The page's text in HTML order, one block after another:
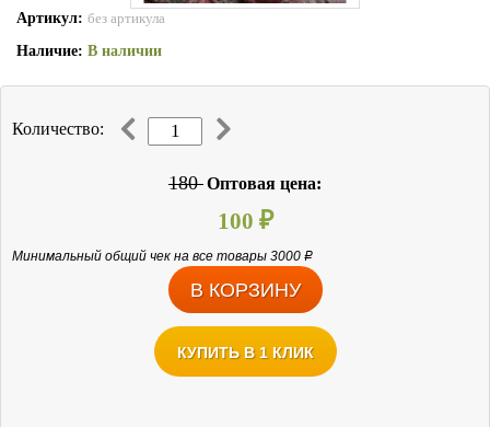
Артикул: без артикула
Наличие: В наличии
Количество:
180Оптовая цена:
100 ₽
Минимальный общий чек на все товары 3000 Р
КУПИТЬ В 1 КЛИК